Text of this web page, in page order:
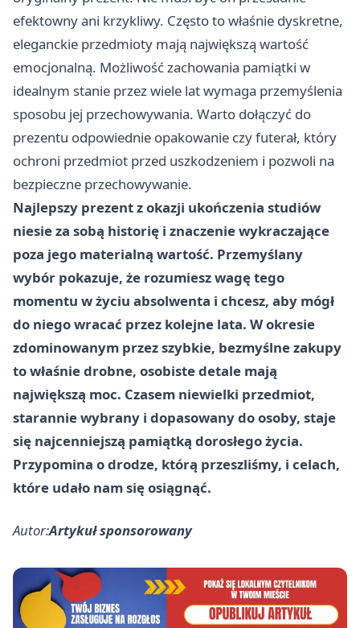
efektowny ani krzykliwy. Często to właśnie dyskretne,
eleganckie przedmioty mają największą wartość
emocjonalną. Możliwość zachowania pamiątki w
idealnym stanie przez wiele lat wymaga przemyślenia
sposobu jej przechowywania. Warto dołączyć do
prezentu odpowiednie opakowanie czy futerał, który
ochroni przedmiot przed uszkodzeniem i pozwoli na
bezpieczne przechowywanie.
Najlepszy prezent z okazji ukończenia studiów
niesie za sobą historię i znaczenie wykraczające
poza jego materialną wartość. Przemyślany
wybór pokazuje, że rozumiesz wagę tego
momentu w życiu absolwenta i chcesz, aby mógł
do niego wracać przez kolejne lata. W okresie
zdominowanym przez szybkie, bezmyślne zakupy
to właśnie drobne, osobiste detale mają
największą moc. Czasem niewielki przedmiot,
starannie wybrany i dopasowany do osoby, staje
się najcenniejszą pamiątką dorosłego życia.
Przypomina o drodze, którą przeszliśmy, i celach,
które udało nam się osiągnąć.
Autor:Artykuł sponsorowany